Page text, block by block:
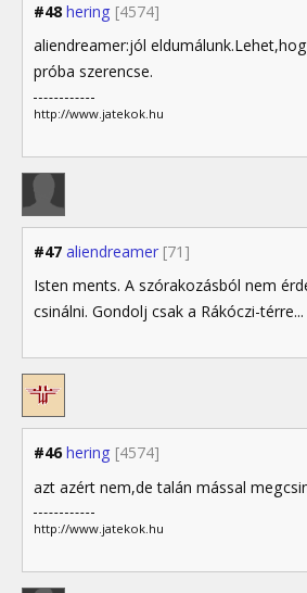
#48 hering [4574]
aliendreamer:jól
próba szerencse.
http://www.jatekok.hu
#47 aliendreamer [71]
Isten ments. A szórakozásból nem
csinálni. Gondolj csak a Rákóczi-térre...
#46 hering [4574]
azt azért nem,de talán mással
http://www.jatekok.hu